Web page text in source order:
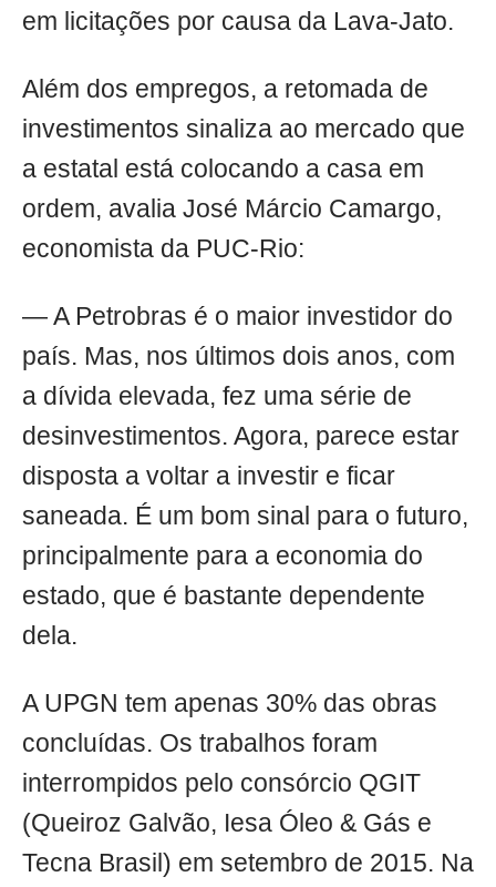
em licitações por causa da Lava-Jato.
Além dos empregos, a retomada de
investimentos sinaliza ao mercado que
a estatal está colocando a casa em
ordem, avalia José Márcio Camargo,
economista da PUC-Rio:
— A Petrobras é o maior investidor do
país. Mas, nos últimos dois anos, com
a dívida elevada, fez uma série de
desinvestimentos. Agora, parece estar
disposta a voltar a investir e ficar
saneada. É um bom sinal para o futuro,
principalmente para a economia do
estado, que é bastante dependente
dela.
A UPGN tem apenas 30% das obras
concluídas. Os trabalhos foram
interrompidos pelo consórcio QGIT
(Queiroz Galvão, Iesa Óleo & Gás e
Tecna Brasil) em setembro de 2015. Na